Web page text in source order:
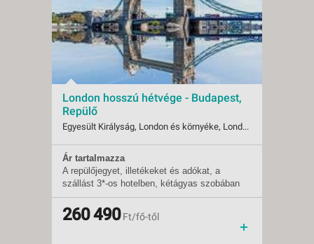
London hosszú hétvége - Budapest,
Repülő
Egyesült Királyság, London és környéke, London
Indulások:
Időpontok:
1 db
Ellátás:
reggeli
Szállás:
Hotel
Utazás:
menetrendszerinti járattal
Ár tartalmazza
A repülőjegyet, illetékeket és adókat, a
szállást 3*-os hotelben, kétágyas szobában
reggelivel, transzfereket, magyar nyelvű
idegenvezető az út során végig, helyi angol
nyelvű idegenvezetőt, Temze sétahajózást,
260 490Ft/fő-től